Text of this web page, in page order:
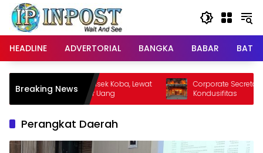
Langsung
konten
HEADLINE
ADVERTORIAL BANGKA BABAR
Breaking News
Nama Kapolsek Koba, Lewat
Transfer Uang
Corporate Secretary PT TIMAH
Kondusifitas
Perangkat Daerah